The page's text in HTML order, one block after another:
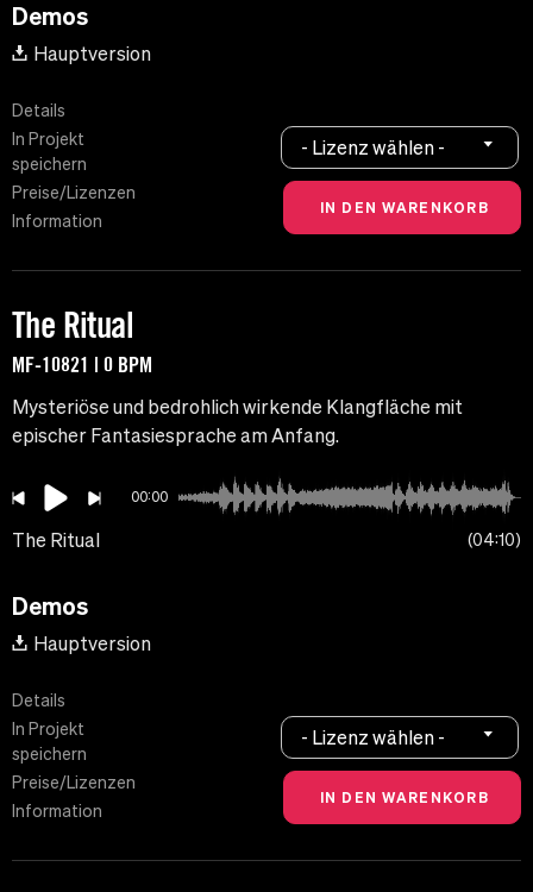
Demos
Hauptversion
Details
In Projekt
speichern
Preise/Lizenzen
Information
- Lizenz wählen -
The Ritual
MF-10821 | 0 BPM
Mysteriöse und bedrohlich wirkende Klangfläche mit
epischer Fantasiesprache am Anfang.
00:00
The Ritual 04:10
Demos
Hauptversion
Details
In Projekt
speichern
Preise/Lizenzen
Information
- Lizenz wählen -